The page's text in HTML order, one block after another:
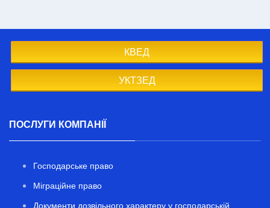
КВЕД
УКТЗЕД
ПОСЛУГИ КОМПАНІЇ
Господарське право
Міграційне право
Документи дозвільного характеру у господарській